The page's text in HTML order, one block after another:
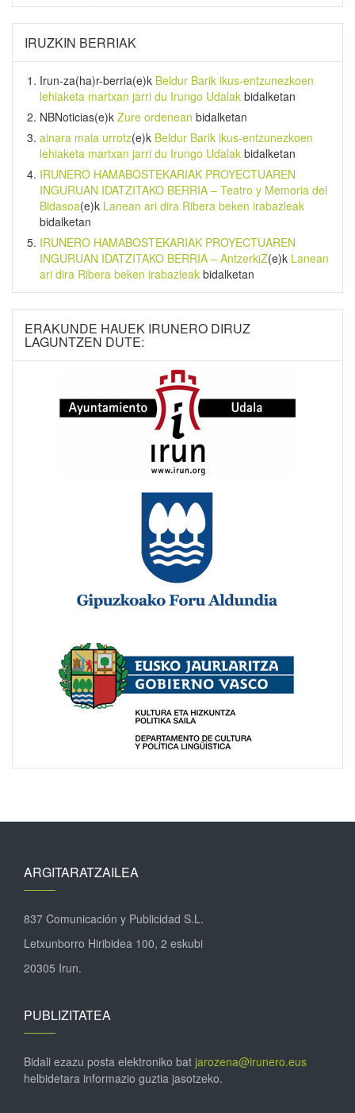
IRUZKIN BERRIAK
Irun-za(ha)r-berria(e)k Beldur Barik ikus-entzunezkoen
lehiaketa martxan jarri du Irungo Udalak bidalketan
NBNoticias(e)k Zure ordenean bidalketan
ainara maia urrotz(e)k Beldur Barik ikus-entzunezkoen
lehiaketa martxan jarri du Irungo Udalak bidalketan
IRUNERO HAMABOSTEKARIAK PROYECTUAREN
INGURUAN IDATZITAKO BERRIA – Teatro y Memoria del
Bidasoa(e)k Lanean ari dira Ribera beken irabazleak
bidalketan
IRUNERO HAMABOSTEKARIAK PROYECTUAREN
INGURUAN IDATZITAKO BERRIA – AntzerkiZ(e)k Lanean
ari dira Ribera beken irabazleak bidalketan
ERAKUNDE HAUEK IRUNERO DIRUZ
LAGUNTZEN DUTE:
ARGITARATZAILEA
837 Comunicación y Publicidad S.L.
Letxunborro Hiribidea 100, 2 eskubi
20305 Irun.
PUBLIZITATEA
Bidali ezazu posta elektroniko bat jarozena@irunero.eus
helbidetara informazio guztia jasotzeko.